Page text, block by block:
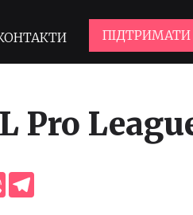
ПІДТРИМАТИ
Pro
Viber